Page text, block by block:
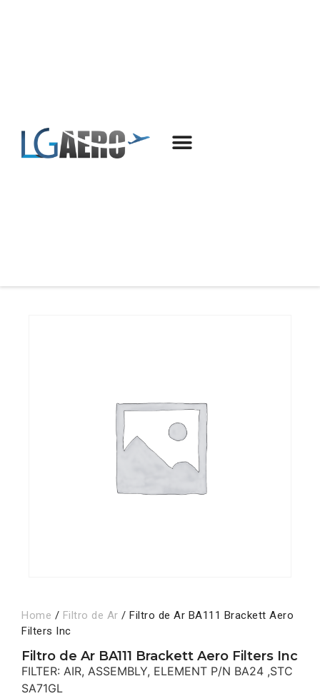
Home / Filtro de Ar / Filtro de Ar BA111 Brackett Aero
Filters Inc
Filtro de Ar BA111 Brackett Aero Filters Inc
FILTER: AIR, ASSEMBLY, ELEMENT P/N BA24 ,STC
SA71GL